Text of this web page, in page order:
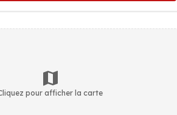
pour afficher la carte